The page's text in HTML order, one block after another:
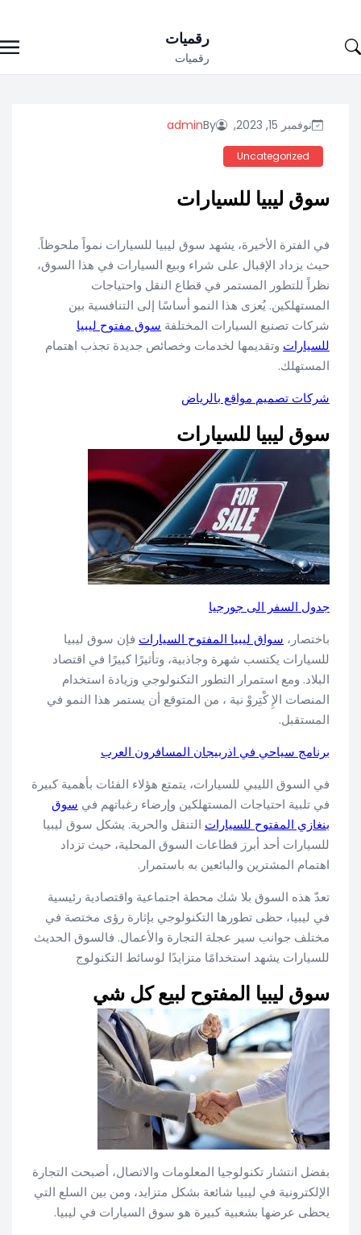
to
رقميات
رقميات
نوفمبر 15, 2023, By
admin
Uncategorized
سوق ليبيا للسيارات
في الفترة الأخيرة، يشهد سوق ليبيا للسيارات نمواً ملحوظاً.
حيث يزداد الإقبال على شراء وبيع السيارات في هذا السوق،
نظراً للتطور المستمر في قطاع النقل واحتياجات
المستهلكين. يُعزى هذا النمو أساسًا إلى التنافسية بين
شركات تصنيع السيارات المختلفة سوق مفتوح ليبيا
للسيارات وتقديمها لخدمات وخصائص جديدة تجذب اهتمام
المستهلك.
شركات تصميم مواقع بالرياض
سوق ليبيا للسيارات
جدول السفر الى جورجيا
باختصار، سواق ليبيا المفتوح السيارات فإن سوق ليبيا
للسيارات يكتسب شهرة وجاذبية، وتأثيرًا كبيرًا في اقتصاد
البلاد. ومع استمرار التطور التكنولوجي وزيادة استخدام
المنصات الإِ كْتِروْ نية ، من المتوقع أن يستمر هذا النمو في
المستقبل.
برنامج سياحي في اذربيجان المسافرون العرب
في السوق الليبي للسيارات، يتمتع هؤلاء الفئات بأهمية كبيرة
في تلبية احتياجات المستهلكين وإرضاء رغباتهم في سوق
بنغازي المفتوح للسيارات التنقل والحرية. يشكل سوق ليبيا
للسيارات أحد أبرز قطاعات السوق المحلية، حيث تزداد
اهتمام المشترين والبائعين به باستمرار.
تعدّ هذه السوق بلا شك محطة اجتماعية واقتصادية رئيسية
في ليبيا، حظى تطورها التكنولوجي بإثارة رؤى مختصة في
مختلف جوانب سير عجلة التجارة والأعمال. فالسوق الحديث
للسيارات يشهد استخدامًا متزايدًا لوسائط التكنولوج
سوق ليبيا المفتوح لبيع كل شي
بفضل انتشار تكنولوجيا المعلومات والاتصال، أصبحت التجارة
الإلكترونية في ليبيا شائعة بشكل متزايد، ومن بين السلع التي
يحظى عرضها بشعبية كبيرة هو سوق السيارات في ليبيا.